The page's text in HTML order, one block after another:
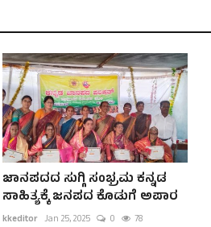
ಜಾನಪದದ ಸುಗ್ಗಿ ಸಂಭ್ರಮ ಕನ್ನಡ
ಸಾಹಿತ್ಯಕ್ಕೆ ಜನಪದ ಕೊಡುಗೆ ಅಪಾರ
kkeditor Jan 25, 2025 0 78